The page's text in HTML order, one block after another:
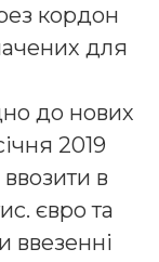
кордон
для
до нових
2019
в
євро та
ввезенні